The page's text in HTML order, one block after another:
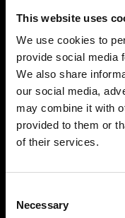
This website uses
We use cookies to
provide social media
We also share
our social media,
may combine it with
provided to them or
of their services.
Selection
Necessary